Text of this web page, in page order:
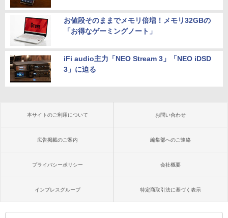
お値段そのままでメモリ倍増！メモリ32GBの
「お得なゲーミングノート」
iFi audio主力「NEO Stream 3」「NEO iDSD
3」に迫る
本サイトのご利用について お問い合わせ
広告掲載のご案内 編集部へのご連絡
プライバシーポリシー 会社概要
インプレスグループ 特定商取引法に基づく表示